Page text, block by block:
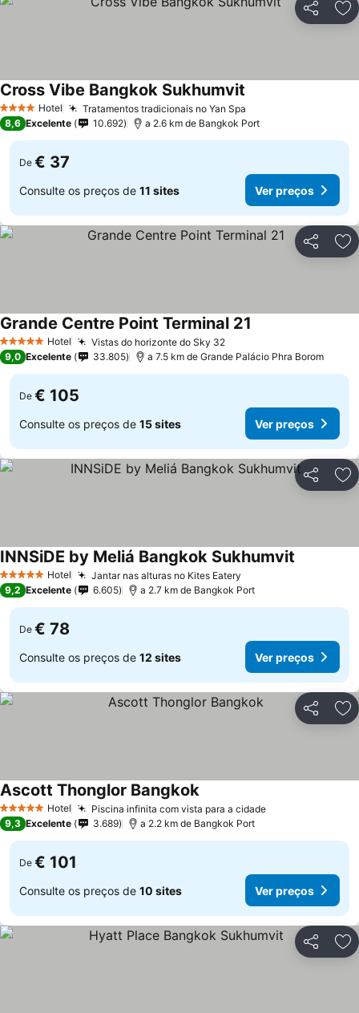
Partilhar
4 EstrelasHotel Tratamentos tradicionais no Yan Spa
Cross Vibe Bangkok Sukhumvit
8,6 Excelente 10.692 a 2.6 km de Bangkok Port
De € 37
Consulte os preços de 11 sites Ver preços
Partilhar
5 Estrelas Hotel Vistas do horizonte do Sky 32Ver preços
Grande Centre Point Terminal 21
9,0 Excelente 33.805 a 7.5 km de Grande Palácio Phra Borom
De € 105
Consulte os preços de 15 sites Ver preços
Partilhar
5 Estrelas Hotel Jantar nas alturas no Kites Eatery
INNSiDE by Meliá Bangkok Sukhumvit
9,2 Excelente 6.605 a 2.7 km de Bangkok Port
De € 78
Consulte os preços de 12 sites Ver preços
Partilhar
5 Estrelas Hotel Piscina infinita com vista para a cidadeVer preços
Ascott Thonglor BangkokVer preços
9,3 Excelente 3.689 a 2.2 km de Bangkok Port
De € 101
Consulte os preços de 10 sites Ver preços
Partilhar